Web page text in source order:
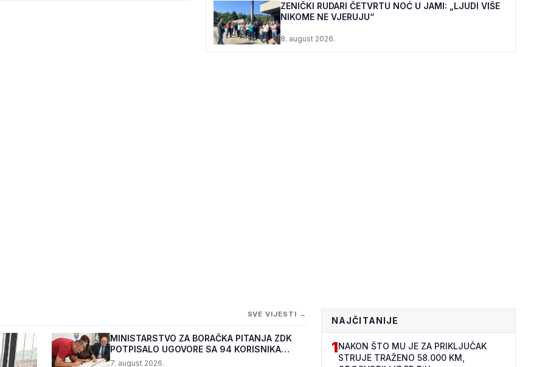
U
ZENIČKI RUDARI ČETVRTU NOĆ U JAMI: „LJUDI VIŠE
NIKOME NE VJERUJU“
8. august 2026.
SVE VIJESTI →
MINISTARSTVO ZA BORAČKA PITANJA ZDK
POTPISALO UGOVORE SA 94 KORISNIKA
PROGRAMA "BIZNIS PL...
7. august 2026.
NAJČITANIJE
1NAKON ŠTO MU JE ZA PRIKLJUČAK
STRUJE TRAŽENO 58.000 KM,